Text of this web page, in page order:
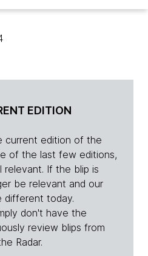
EDITION
current edition of the
of the last few editions,
relevant. If the blip is
be relevant and our
different today.
don't have the
review blips from
Radar.